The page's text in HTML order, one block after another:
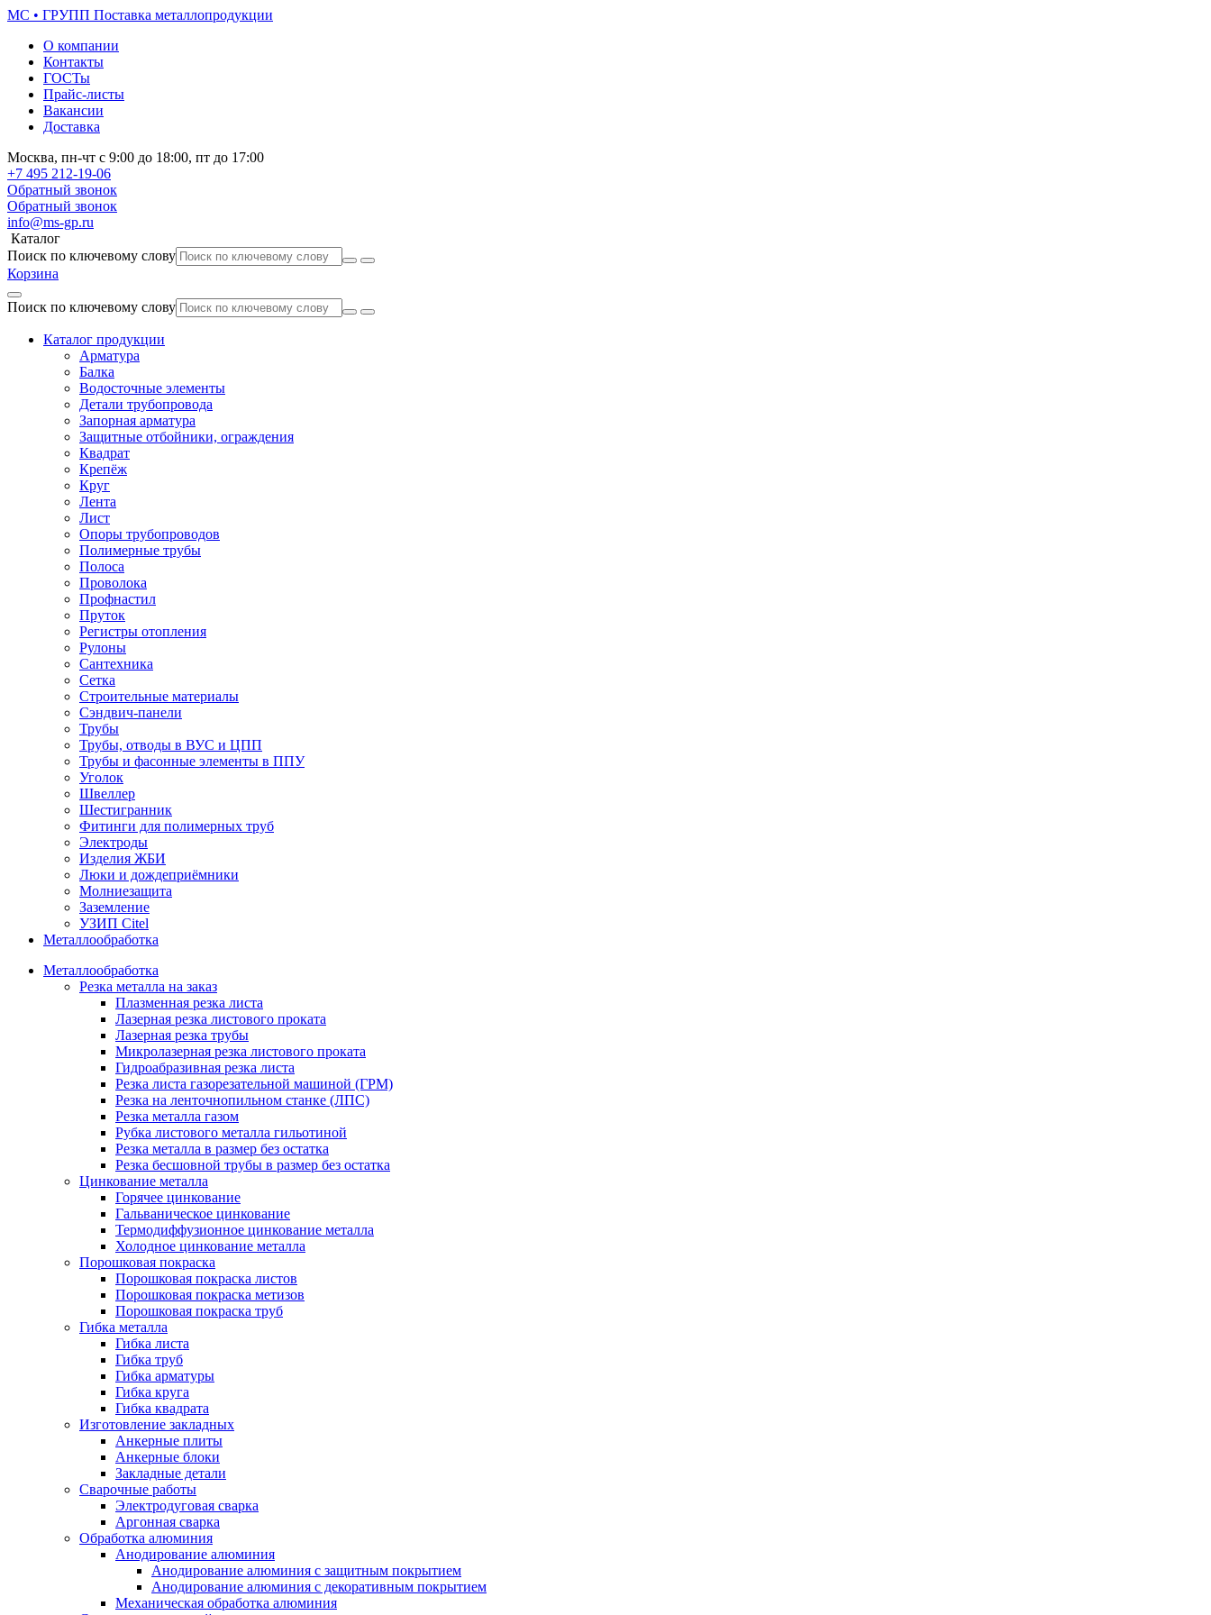
МС • ГРУПП Поставка металлопродукции
О компании
Контакты
ГОСТы
Прайс-листы
Вакансии
Доставка
Москва, пн-чт с 9:00 до 18:00, пт до 17:00
+7 495 212-19-06
Обратный звонок
Обратный звонок
info@ms-gp.ru
Каталог
Поиск по ключевому слову
Корзина
Поиск по ключевому слову
Каталог продукции
Арматура
Балка
Водосточные элементы
Детали трубопровода
Запорная арматура
Защитные отбойники, ограждения
Квадрат
Крепёж
Круг
Лента
Лист
Опоры трубопроводов
Полимерные трубы
Полоса
Проволока
Профнастил
Пруток
Регистры отопления
Рулоны
Сантехника
Сетка
Строительные материалы
Сэндвич-панели
Трубы
Трубы, отводы в ВУС и ЦПП
Трубы и фасонные элементы в ППУ
Уголок
Швеллер
Шестигранник
Фитинги для полимерных труб
Электроды
Изделия ЖБИ
Люки и дождеприёмники
Молниезащита
Заземление
УЗИП Citel
Металлообработка
Металлообработка
Резка металла на заказ
Плазменная резка листа
Лазерная резка листового проката
Лазерная резка трубы
Микролазерная резка листового проката
Гидроабразивная резка листа
Резка листа газорезательной машиной (ГРМ)
Резка на ленточнопильном станке (ЛПС)
Резка металла газом
Рубка листового металла гильотиной
Резка металла в размер без остатка
Резка бесшовной трубы в размер без остатка
Цинкование металла
Горячее цинкование
Гальваническое цинкование
Термодиффузионное цинкование металла
Холодное цинкование металла
Порошковая покраска
Порошковая покраска листов
Порошковая покраска метизов
Порошковая покраска труб
Гибка металла
Гибка листа
Гибка труб
Гибка арматуры
Гибка круга
Гибка квадрата
Изготовление закладных
Анкерные плиты
Анкерные блоки
Закладные детали
Сварочные работы
Электродуговая сварка
Аргонная сварка
Обработка алюминия
Анодирование алюминия
Анодирование алюминия с защитным покрытием
Анодирование алюминия с декоративным покрытием
Механическая обработка алюминия